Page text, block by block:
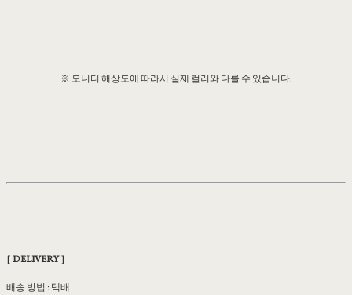
※ 모니터 해상도에 따라서 실제 컬러와 다를 수 있습니다.
[ DELIVERY ]
배송 방법 : 택배